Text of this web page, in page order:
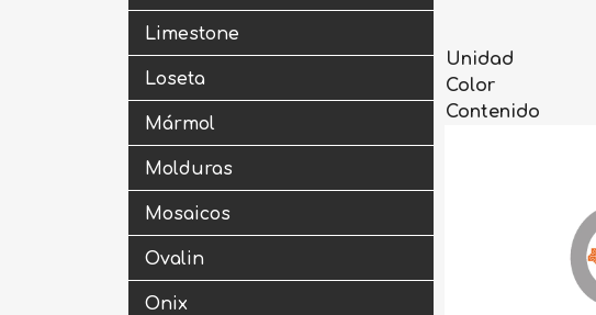
Limestone
Loseta
Mármol
Molduras
Mosaicos
Ovalin
Onix
Unidad
Color
Contenido